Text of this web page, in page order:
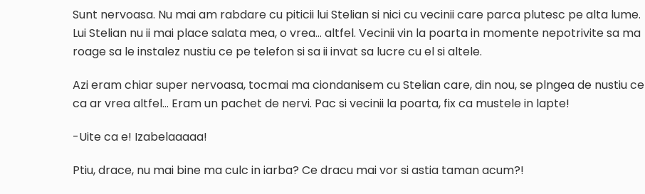
Sunt nervoasa. Nu mai am rabdare cu piticii lui Stelian si nici cu vecinii care parca plutesc pe alta lume.
Lui Stelian nu ii mai place salata mea, o vrea… altfel. Vecinii vin la poarta in momente nepotrivite sa ma
roage sa le instalez nustiu ce pe telefon si sa ii invat sa lucre cu el si altele.
Azi eram chiar super nervoasa, tocmai ma ciondanisem cu Stelian care, din nou, se plngea de nustiu ce
ca ar vrea altfel… Eram un pachet de nervi. Pac si vecinii la poarta, fix ca mustele in lapte!
-Uite ca e! Izabelaaaaa!
Ptiu, drace, nu mai bine ma culc in iarba? Ce dracu mai vor si astia taman acum?!